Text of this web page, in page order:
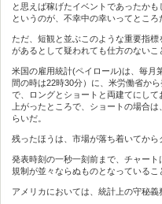
と思えば稼げたイベントであったか
というのが、不幸中の幸いってところ
ただ、短観と並ぶこのような重要指
があるとして疑われても仕方のないこ
米国の雇用統計(ペイロール)は、毎月
間の時は22時30分）に、米労働省か
で、ロングとショートと両建てにし
上がったところで、ショートの場合
らいだ。
残ったほうは、市場が落ち着いてから
発表時刻の一秒一刻前まで、チャー
規制が並々ならぬものとなっているこ
アメリカにおいては、統計上の守秘義